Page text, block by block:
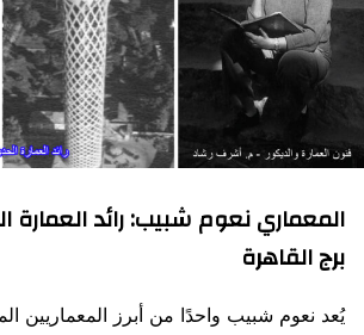
المعماري نعوم شبيب: رائد
برج القاهرة
يُعد نعوم شبيب واحدًا من أبرز المعماريين